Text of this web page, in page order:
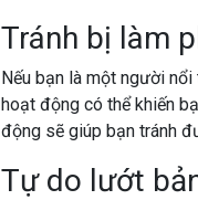
Tránh bị làm
Nếu bạn là một người
hoạt động có thể khiến
động sẽ giúp bạn tránh
Tự do lướt